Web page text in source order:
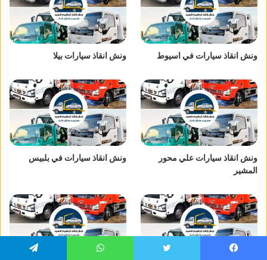
ونش انقاذ سيارات في اسيوط ونش انقاذ سيارات بيلا
ونش انقاذ سيارات علي محور
المشير
ونش انقاذ سيارات في بلبيس